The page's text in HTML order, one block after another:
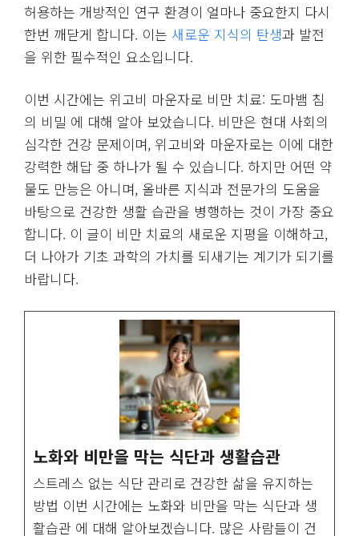
허용하는 개방적인 연구 환경이 얼마나 중요한지 다시
한번 깨닫게 합니다. 이는 새로운 지식의 탄생과 발전
을 위한 필수적인 요소입니다.
이번 시간에는 위고비 마운자로 비만 치료: 도마뱀 침
의 비밀 에 대해 알아 보았습니다. 비만은 현대 사회의
심각한 건강 문제이며, 위고비와 마운자로는 이에 대한
강력한 해답 중 하나가 될 수 있습니다. 하지만 어떤 약
물도 만능은 아니며, 올바른 지식과 전문가의 도움을
바탕으로 건강한 생활 습관을 병행하는 것이 가장 중요
합니다. 이 글이 비만 치료의 새로운 지평을 이해하고,
더 나아가 기초 과학의 가치를 되새기는 계기가 되기를
바랍니다.
노화와 비만을 막는 식단과 생활습관
스트레스 없는 식단 관리로 건강한 삶을 유지하는
방법 이번 시간에는 노화와 비만을 막는 식단과 생
활습관 에 대해 알아보겠습니다. 많은 사람들이 건